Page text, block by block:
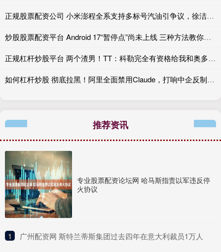
正规股票配资公司 小米澎程全系支持多标号汽油引争议，徐洁云：XX
炒股股票配资平台 Android 17“暂停点”尚未上线 三种方法教你提前复制
正规杠杆炒股平台 两个渣男！TT：科勒完全有资格给我和奥多姆一人来上几拳
如何杠杆炒股 彻底拉黑！阿里全面禁用Claude，打响中企反制美国AI“第一枪”
推荐资讯
专业股票配资论坛网 哈马斯指责以军违反停
火协议
1 ​广州配资网 斯特兰蒂斯集团过去四年在意大利裁员1万人